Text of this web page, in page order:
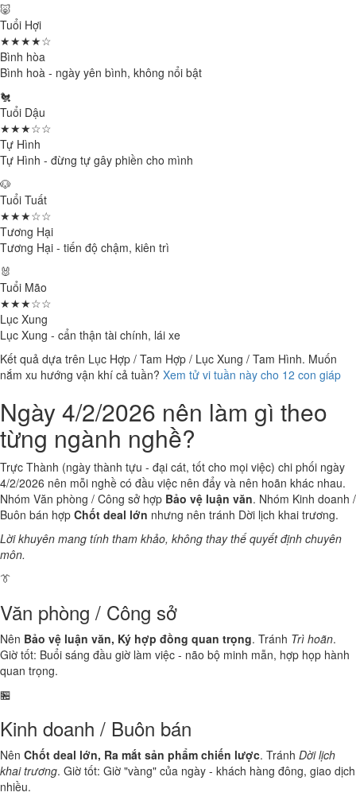
🐷
Tuổi Hợi
★★★★☆
Bình hòa
Bình hoà - ngày yên bình, không nổi bật
🐔
Tuổi Dậu
★★★☆☆
Tự Hình
Tự Hình - đừng tự gây phiền cho mình
🐶
Tuổi Tuất
★★★☆☆
Tương Hại
Tương Hại - tiến độ chậm, kiên trì
🐰
Tuổi Mão
★★★☆☆
Lục Xung
Lục Xung - cẩn thận tài chính, lái xe
Kết quả dựa trên Lục Hợp / Tam Hợp / Lục Xung / Tam Hình. Muốn
nắm xu hướng vận khí cả tuần? Xem tử vi tuần này cho 12 con giáp
Ngày 4/2/2026 nên làm gì theo
từng ngành nghề?
Trực Thành (ngày thành tựu - đại cát, tốt cho mọi việc) chi phối ngày
4/2/2026 nên mỗi nghề có đầu việc nên đẩy và nên hoãn khác nhau.
Nhóm Văn phòng / Công sở hợp Bảo vệ luận văn. Nhóm Kinh doanh /
Buôn bán hợp Chốt deal lớn nhưng nên tránh Dời lịch khai trương.
Lời khuyên mang tính tham khảo, không thay thế quyết định chuyên
môn.
👔
Văn phòng / Công sở
Nên Bảo vệ luận văn, Ký hợp đồng quan trọng. Tránh Trì hoãn.
Giờ tốt: Buổi sáng đầu giờ làm việc - não bộ minh mẫn, hợp họp hành
quan trọng.
🏪
Kinh doanh / Buôn bán
Nên Chốt deal lớn, Ra mắt sản phẩm chiến lược. Tránh Dời lịch
khai trương. Giờ tốt: Giờ "vàng" của ngày - khách hàng đông, giao dịch
nhiều.